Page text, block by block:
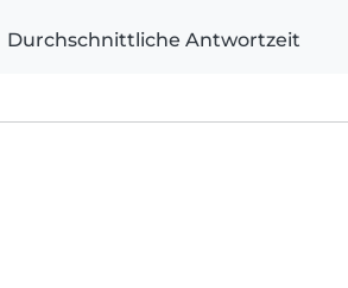
Durchschnittliche Antwortzeit